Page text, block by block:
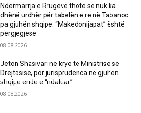
Ndërmarrja e Rrugëve thotë se nuk ka
dhënë urdhër për tabelën e re në Tabanoc
pa gjuhën shqipe: “Makedonijapat” është
përgjegjëse
08.08.2026
Jeton Shasivari në krye të Ministrisë së
Drejtësisë, por jurisprudenca në gjuhën
shqipe ende e “ndaluar”
08.08.2026